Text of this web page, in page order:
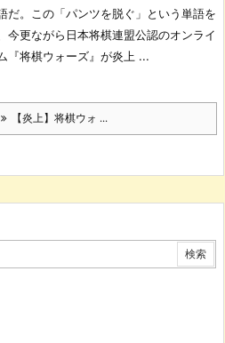
だ。
この「パンツを脱ぐ」という単語を
今更ながら日本将棋連盟公認のオンライ
『将棋ウォーズ』が炎上 ...
【炎上】将棋ウォ ...